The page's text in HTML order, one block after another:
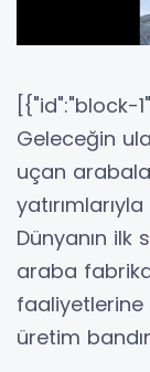
[{"id":"block-
Geleceğin
uçan
Dünyanın
araba
faaliyetlerine
üretim